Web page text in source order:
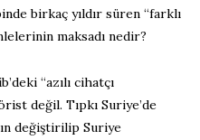
birkaç yıldır süren “farklı
maksadı nedir?
“azılı cihatçı
değil. Tıpkı Suriye’de
değiştirilip Suriye